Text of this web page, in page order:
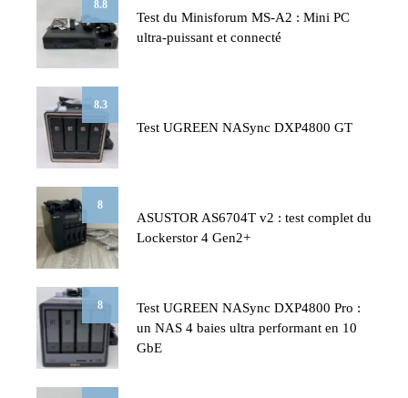
8.8
Test du Minisforum MS-A2 : Mini PC
ultra-puissant et connecté
8.3
Test UGREEN NASync DXP4800 GT
8
ASUSTOR AS6704T v2 : test complet du
Lockerstor 4 Gen2+
8
Test UGREEN NASync DXP4800 Pro :
un NAS 4 baies ultra performant en 10
GbE